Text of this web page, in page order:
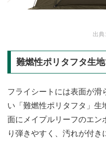
出典:
難燃性ポリタフタ生
フライシートには表面が滑
い「難燃性ポリタフタ」生
面にメイプルリーフのエン
り弾きやすく、汚れが付き